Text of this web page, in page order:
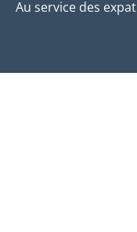
Au service des